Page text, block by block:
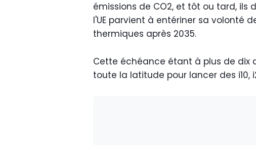
émissions de CO2, et tôt ou tard, ils
l'UE parvient à entériner sa volonté
thermiques après 2035.
Cette échéance étant à plus de dix
toute la latitude pour lancer des i10,